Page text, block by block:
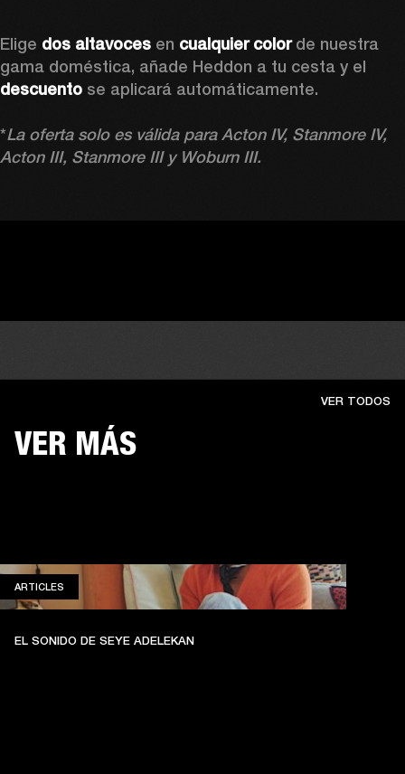
Elige dos altavoces en cualquier color de nuestra
descuento se aplicará automáticamente.
*La oferta solo es válida para Acton IV, Stanmore IV,
Acton III, Stanmore III y Woburn III.
VER MÁS
VER TODOS
ARTICLES
EL SONIDO DE SEYE ADELEKAN